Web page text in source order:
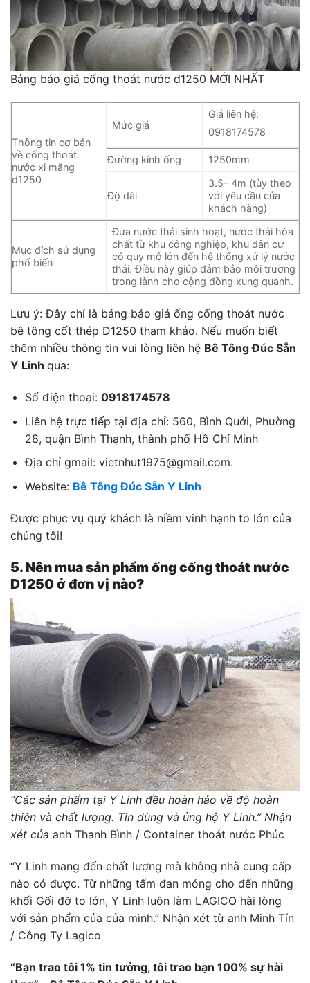
Bảng báo giá cống thoát nước d1250 MỚI NHẤT
Thông tin cơ bản
về cống thoát
nước xi măng
d1250
Mức giá
Giá liên hệ:
0918174578
Đường kính ống 1250mm
Độ dài
3.5- 4m (tùy theo
với yêu cầu của
khách hàng)
Mục đích sử dụng
phổ biến
Đưa nước thải sinh hoạt, nước thải hóa
chất từ khu công nghiệp, khu dân cư
có quy mô lớn đến hệ thống xử lý nước
thải. Điều này giúp đảm bảo môi trường
trong lành cho cộng đồng xung quanh.
Lưu ý: Đây chỉ là bảng báo giá ống cống thoát nước
bê tông cốt thép D1250 tham khảo. Nếu muốn biết
thêm nhiều thông tin vui lòng liên hệ Bê Tông Đúc Sẵn
Y Linh qua:
Số điện thoại: 0918174578
Liên hệ trực tiếp tại địa chỉ: 560, Bình Quới, Phường
28, quận Bình Thạnh, thành phố Hồ Chí Minh
Địa chỉ gmail: vietnhut1975@gmail.com.
Website: Bê Tông Đúc Sẵn Y Linh
Được phục vụ quý khách là niềm vinh hạnh to lớn của
chúng tôi!
5. Nên mua sản phẩm ống cống thoát nước
D1250 ở đơn vị nào?
“Các sản phẩm tại Y Linh đều hoàn hảo về độ hoàn
thiện và chất lượng. Tin dùng và ủng hộ Y Linh.” Nhận
xét của anh Thanh Bình / Container thoát nước Phúc
“Y Linh mang đến chất lượng mà không nhà cung cấp
nào có được. Từ những tấm đan mỏng cho đến những
khối Gối đỡ to lớn, Y Linh luôn làm LAGICO hài lòng
với sản phẩm của của mình.” Nhận xét từ anh Minh Tín
/ Công Ty Lagico
“Bạn trao tôi 1% tin tưởng, tôi trao bạn 100% sự hài